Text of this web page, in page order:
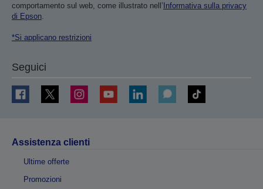
comportamento sul web, come illustrato nell’ Informativa sulla privacy
di Epson.
*Si applicano restrizioni
Seguici
Assistenza clienti
Ultime offerte
Promozioni